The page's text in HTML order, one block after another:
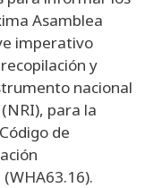
Asamblea
imperativo
y
nacional
para la
de